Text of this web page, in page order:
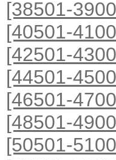
[38501-
[40501-
[42501-
[44501-
[46501-
[48501-
[50501-